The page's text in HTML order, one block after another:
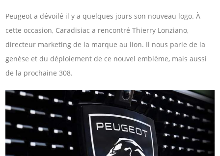
Peugeot a dévoilé il y a quelques jours son nouveau logo. À
cette occasion, Caradisiac a rencontré Thierry Lonziano,
directeur marketing de la marque au lion. Il nous parle de la
genèse et du déploiement de ce nouvel emblème, mais aussi
de la prochaine 308.